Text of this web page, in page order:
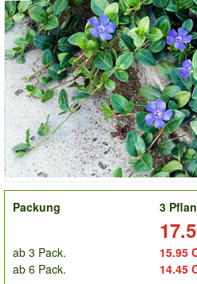
order
Packung
3
ab 3 Pack. 15.95
ab 6 Pack.
14.45